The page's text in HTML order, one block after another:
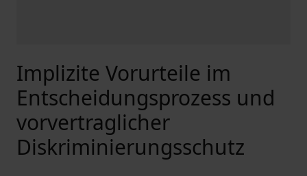
Implizite Vorurteile im
Entscheidungsprozess und
vorvertraglicher
Diskriminierungsschutz